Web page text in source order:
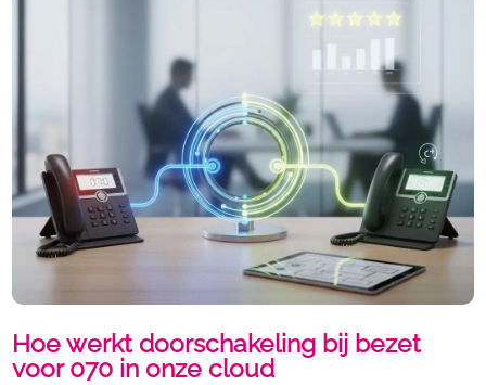
Hoe werkt doorschakeling bij bezet
voor 070 in onze cloud